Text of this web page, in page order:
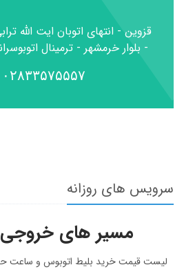
قزوین - انتهای اتوبان ایت الله
- بلوار خرمشهر - ترمینال
۰۲۸۳۳۵۷۵۵۵۷
سرویس های روزانه
مسیر های خروجی
لیست قیمت خرید بلیط اتوبوس و ساعت